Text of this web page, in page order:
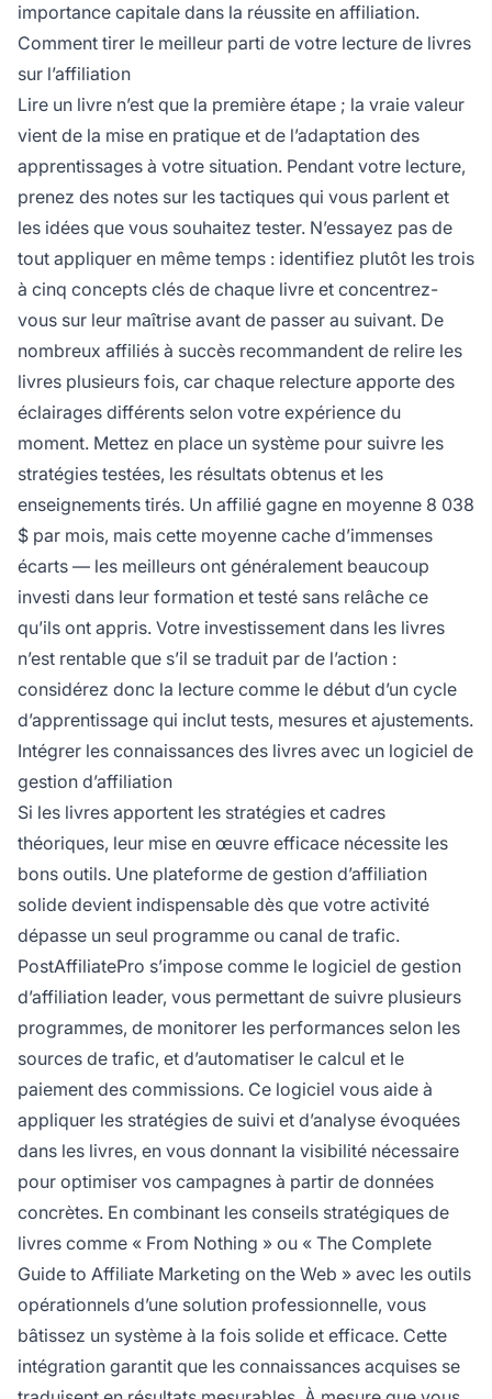
importance capitale dans la réussite en affiliation.
Comment tirer le meilleur parti de votre lecture de livres
sur l’affiliation
Lire un livre n’est que la première étape ; la vraie valeur
vient de la mise en pratique et de l’adaptation des
apprentissages à votre situation. Pendant votre lecture,
prenez des notes sur les tactiques qui vous parlent et
les idées que vous souhaitez tester. N’essayez pas de
tout appliquer en même temps : identifiez plutôt les trois
à cinq concepts clés de chaque livre et concentrez-
vous sur leur maîtrise avant de passer au suivant. De
nombreux affiliés à succès recommandent de relire les
livres plusieurs fois, car chaque relecture apporte des
éclairages différents selon votre expérience du
moment. Mettez en place un système pour suivre les
stratégies testées, les résultats obtenus et les
enseignements tirés. Un affilié gagne en moyenne 8 038
$ par mois, mais cette moyenne cache d’immenses
écarts — les meilleurs ont généralement beaucoup
investi dans leur formation et testé sans relâche ce
qu’ils ont appris. Votre investissement dans les livres
n’est rentable que s’il se traduit par de l’action :
considérez donc la lecture comme le début d’un cycle
d’apprentissage qui inclut tests, mesures et ajustements.
Intégrer les connaissances des livres avec un logiciel de
gestion d’affiliation
Si les livres apportent les stratégies et cadres
théoriques, leur mise en œuvre efficace nécessite les
bons outils. Une plateforme de gestion d’affiliation
solide devient indispensable dès que votre activité
dépasse un seul programme ou canal de trafic.
PostAffiliatePro s’impose comme le logiciel de gestion
d’affiliation leader, vous permettant de suivre plusieurs
programmes, de monitorer les performances selon les
sources de trafic, et d’automatiser le calcul et le
paiement des commissions. Ce logiciel vous aide à
appliquer les stratégies de suivi et d’analyse évoquées
dans les livres, en vous donnant la visibilité nécessaire
pour optimiser vos campagnes à partir de données
concrètes. En combinant les conseils stratégiques de
livres comme « From Nothing » ou « The Complete
Guide to Affiliate Marketing on the Web » avec les outils
opérationnels d’une solution professionnelle, vous
bâtissez un système à la fois solide et efficace. Cette
intégration garantit que les connaissances acquises se